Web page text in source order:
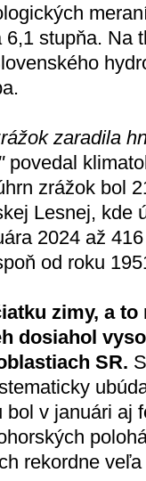
stupňa. Na
zaradila
povedal
zrážok bol
Lesnej, kde
2024 až
od roku
zimy, a
dosiahol
SR.
v januári aj
rekordne